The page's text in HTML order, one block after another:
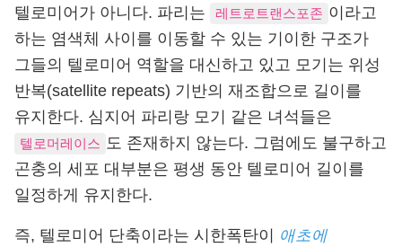
텔로미어가 아니다. 파리는
레트로트랜스포존 이라고
하는 염색체 사이를 이동할 수 있는 기이한 구조가
그들의 텔로미어 역할을 대신하고 있고 모기는 위성
반복(satellite repeats) 기반의 재조합으로 길이를
유지한다. 심지어 파리랑 모기 같은 녀석들은
텔로머레이스 도 존재하지 않는다. 그럼에도 불구하고
곤충의 세포 대부분은 평생 동안 텔로미어 길이를
일정하게 유지한다.
즉, 텔로미어 단축이라는 시한폭탄이 애초에